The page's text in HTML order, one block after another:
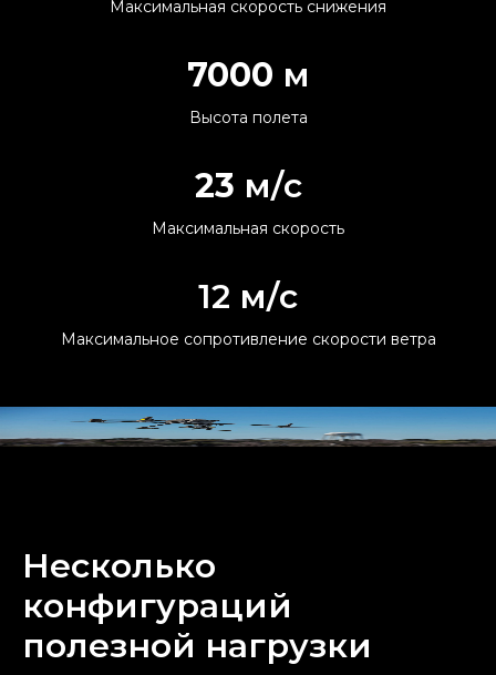
Максимальная скорость снижения
7000 м
Высота полета
23 м/с
Максимальная скорость
12 м/с
Максимальное сопротивление скорости ветра
Несколько
конфигураций
полезной нагрузки